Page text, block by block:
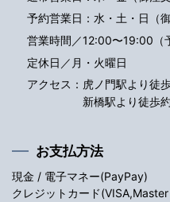
予約営業日：水・土・日（
営業時間／12:00〜19:00（
定休日／月・火曜日
アクセス： 虎ノ門駅より徒
新橋駅より徒歩
お支払方法
現金 / 電子マネー(PayPay)
クレジットカード